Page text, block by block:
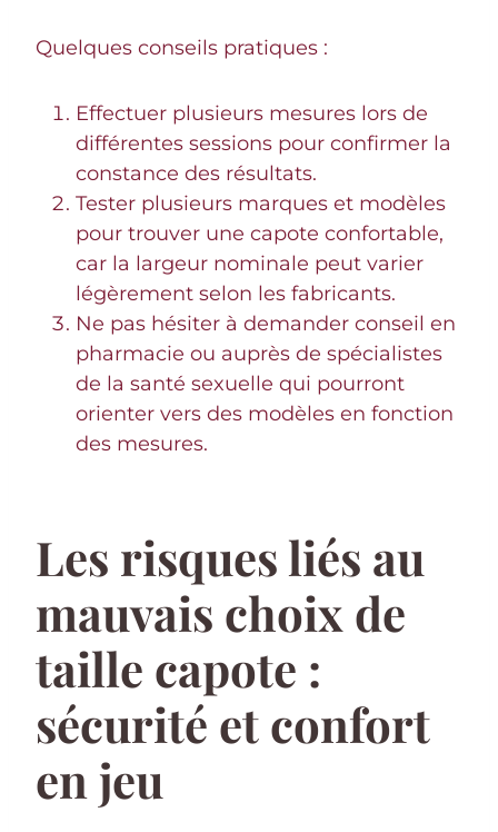
Quelques conseils pratiques :
Effectuer plusieurs mesures lors de
différentes sessions pour confirmer la
constance des résultats.
Tester plusieurs marques et modèles
pour trouver une capote confortable,
car la largeur nominale peut varier
légèrement selon les fabricants.
Ne pas hésiter à demander conseil en
pharmacie ou auprès de spécialistes
de la santé sexuelle qui pourront
orienter vers des modèles en fonction
des mesures.
Les risques liés au
mauvais choix de
taille capote :
sécurité et confort
en jeu